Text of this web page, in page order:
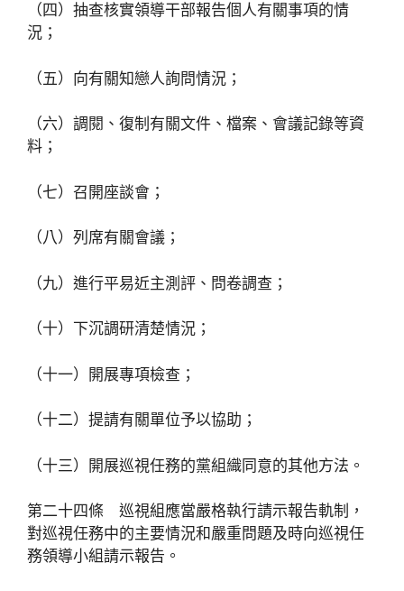
（四）抽查核實領導干部報告個人有關事項的情
況；
（五）向有關知戀人詢問情況；
（六）調閱、復制有關文件、檔案、會議記錄等資
料；
（七）召開座談會；
（八）列席有關會議；
（九）進行平易近主測評、問卷調查；
（十）下沉調研清楚情況；
（十一）開展專項檢查；
（十二）提請有關單位予以協助；
（十三）開展巡視任務的黨組織同意的其他方法。
第二十四條 巡視組應當嚴格執行請示報告軌制，
對巡視任務中的主要情況和嚴重問題及時向巡視任
務領導小組請示報告。